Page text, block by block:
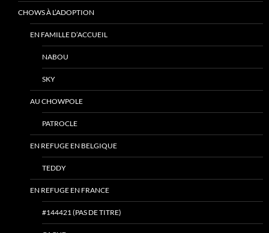
CHOWS À L’ADOPTION
EN FAMILLE D’ACCUEIL
NABOU
SKY
AU CHOWPOLE
PATROCLE
EN REFUGE EN BELGIQUE
TEDDY
EN REFUGE EN FRANCE
#144421 (PAS DE TITRE)